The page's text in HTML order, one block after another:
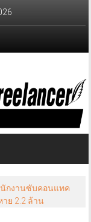
นักงานซับคอนแทค
าย 2.2 ล้าน